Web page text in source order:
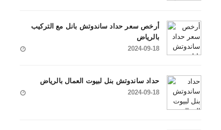
أرخص سعر حداد ساندوتش بانل مع التركيب
بالرياض
2024-09-18
حداد ساندوتش بنل لبيوت العمال بالرياض
2024-09-18